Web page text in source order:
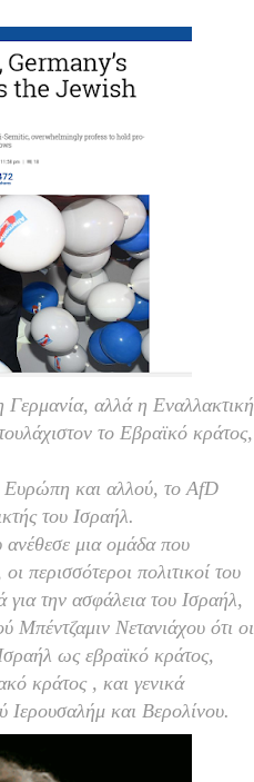
Γερμανία, αλλά η Εναλλακτική
το Εβραϊκό κράτος,
και αλλού, το AfD
του Ισραήλ.
μια ομάδα που
περισσότεροι πολιτικοί του
για την ασφάλεια του Ισραήλ,
Μπέντζαμιν Νετανιάχου ότι οι
ως εβραϊκό κράτος,
κράτος , και γενικά
Ιερουσαλήμ και Βερολίνου.